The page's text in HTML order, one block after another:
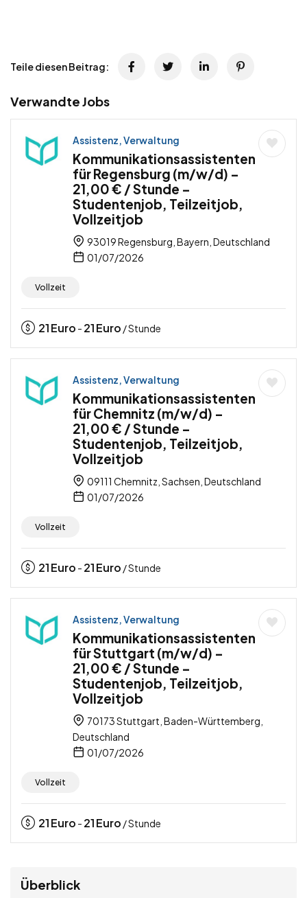
Teile diesen Beitrag:
Verwandte Jobs
Assistenz, Verwaltung
Kommunikationsassistenten
für Regensburg (m/w/d) –
21,00 € / Stunde –
Studentenjob, Teilzeitjob,
Vollzeitjob
93019 Regensburg, Bayern, Deutschland
01/07/2026
Vollzeit
21Euro - 21Euro / Stunde
Assistenz, Verwaltung
Kommunikationsassistenten
für Chemnitz (m/w/d) –
21,00 € / Stunde –
Studentenjob, Teilzeitjob,
Vollzeitjob
09111 Chemnitz, Sachsen, Deutschland
01/07/2026
Vollzeit
21Euro - 21Euro / Stunde
Assistenz, Verwaltung
Kommunikationsassistenten
für Stuttgart (m/w/d) –
21,00 € / Stunde –
Studentenjob, Teilzeitjob,
Vollzeitjob
70173 Stuttgart, Baden-Württemberg,
Deutschland
01/07/2026
Vollzeit
21Euro - 21Euro / Stunde
Überblick